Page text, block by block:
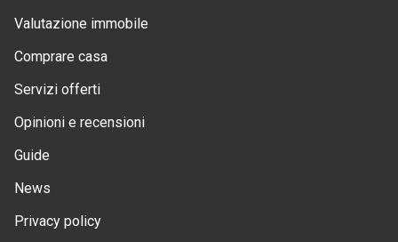
Valutazione immobile
Comprare casa
Servizi offerti
Opinioni e recensioni
Guide
News
Privacy policy